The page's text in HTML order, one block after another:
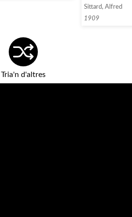
Sittard, Alfred
1909
Tria'n d'altres